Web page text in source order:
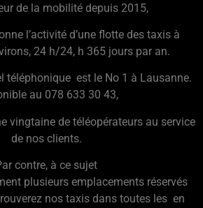
de la mobilité depuis 2015,
l’activité d’une flotte des taxis à
24 h/24, h 365 jours par an.
téléphonique est le No 1 à Lausanne.
au 078 633 30 43,
vingtaine de téléopérateurs au service
de nos clients.
contre, à ce sujet
plusieurs emplacements réservés
nos taxis dans toutes les en